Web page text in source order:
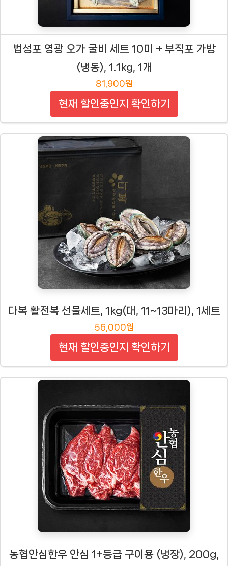
법성포 영광 오가 굴비 세트 10미 + 부직포 가방
(냉동), 1.1kg, 1개
81,900원
현재 할인중인지 확인하기
다복 활전복 선물세트, 1kg(대, 11~13마리), 1세트
56,000원
현재 할인중인지 확인하기
농협안심한우 안심 1+등급 구이용 (냉장), 200g,